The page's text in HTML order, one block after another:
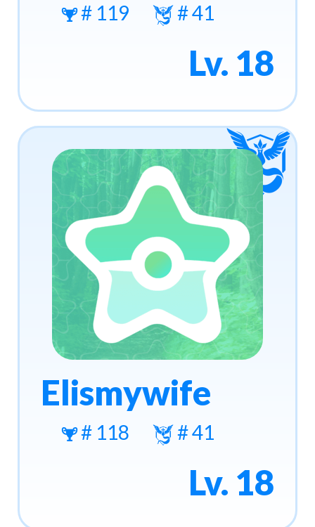
# 119 # 41
Lv. 18
Elismywife
# 118 # 41
Lv. 18